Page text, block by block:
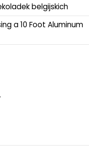
belgijskich
a 10 Foot Aluminum